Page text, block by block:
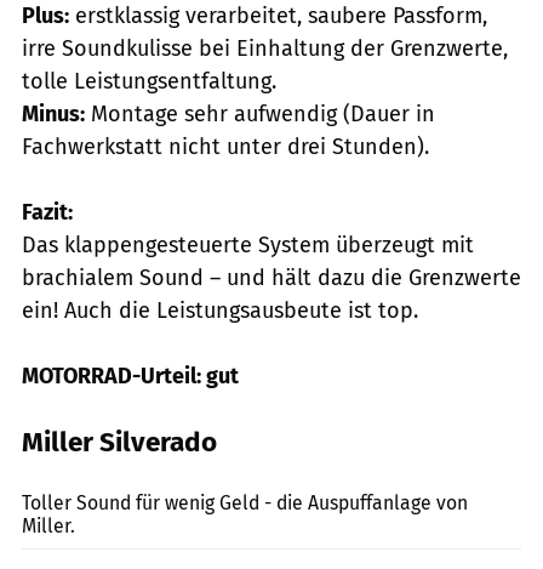
Plus: erstklassig verarbeitet, saubere Passform,
irre Soundkulisse bei Einhaltung der Grenzwerte,
tolle Leistungsentfaltung.
Minus: Montage sehr aufwendig (Dauer in
Fachwerkstatt nicht unter drei Stunden).
Fazit:
Das klappengesteuerte System überzeugt mit
brachialem Sound – und hält dazu die Grenzwerte
ein! Auch die Leistungsausbeute ist top.
MOTORRAD-Urteil: gut
Miller Silverado
Toller Sound für wenig Geld - die Auspuffanlage von
Miller.